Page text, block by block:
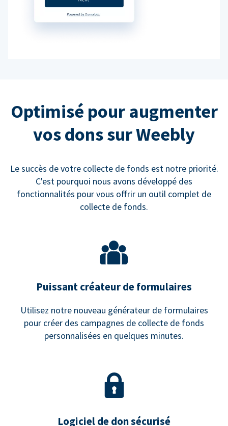
Optimisé pour augmenter
vos dons sur Weebly
Le succès de votre collecte de fonds est notre priorité.
C'est pourquoi nous avons développé des
fonctionnalités pour vous offrir un outil complet de
collecte de fonds.
Puissant créateur de formulaires
Utilisez notre nouveau générateur de formulaires
pour créer des campagnes de collecte de fonds
personnalisées en quelques minutes.
Logiciel de don sécurisé